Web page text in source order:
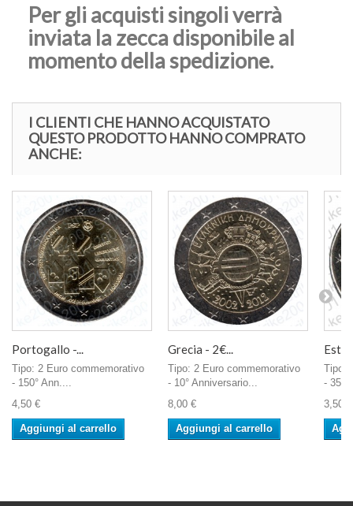
Per gli acquisti singoli verrà
inviata la zecca disponibile al
momento della spedizione.
I CLIENTI CHE HANNO ACQUISTATO
QUESTO PRODOTTO HANNO COMPRATO
ANCHE:
Portogallo -...
Tipo: 2 Euro commemorativo
- 150° Ann....
4,50 €
Aggiungi al carrello
Grecia - 2€...
Tipo: 2 Euro commemorativo
- 10° Anniversario...
8,00 €
Aggiungi al carrello
Tipo:
- 35°
3,50 €